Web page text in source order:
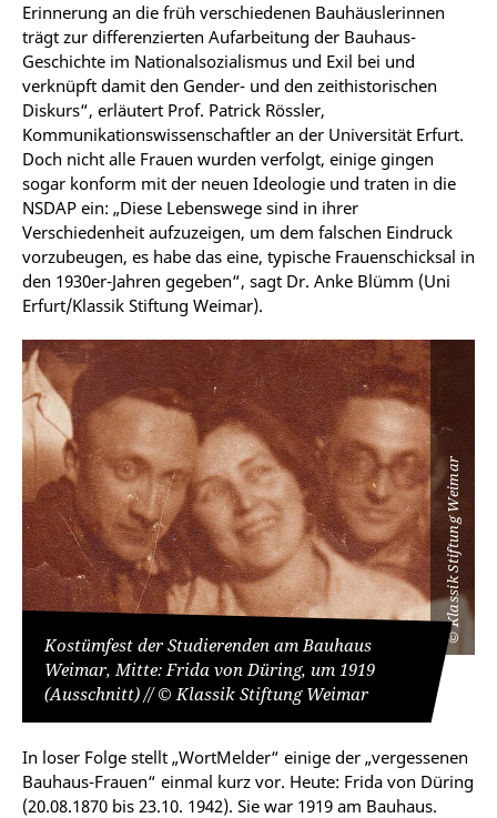
Erinnerung an die früh verschiedenen Bauhäuslerinnen
trägt zur differenzierten Aufarbeitung der Bauhaus-
Geschichte im Nationalsozialismus und Exil bei und
verknüpft damit den Gender- und den zeithistorischen
Diskurs“, erläutert Prof. Patrick Rössler,
Kommunikationswissenschaftler an der Universität Erfurt.
Doch nicht alle Frauen wurden verfolgt, einige gingen
sogar konform mit der neuen Ideologie und traten in die
NSDAP ein: „Diese Lebenswege sind in ihrer
Verschiedenheit aufzuzeigen, um dem falschen Eindruck
vorzubeugen, es habe das eine, typische Frauenschicksal in
den 1930er-Jahren gegeben“, sagt Dr. Anke Blümm (Uni
Erfurt/Klassik Stiftung Weimar).
©
Klassik Stiftung Weimar
Kostümfest der Studierenden am Bauhaus
Weimar, Mitte: Frida von Düring, um 1919
(Ausschnitt) // © Klassik Stiftung Weimar
In loser Folge stellt „WortMelder“ einige der „vergessenen
Bauhaus-Frauen“ einmal kurz vor. Heute: Frida von Düring
(20.08.1870 bis 23.10. 1942). Sie war 1919 am Bauhaus.